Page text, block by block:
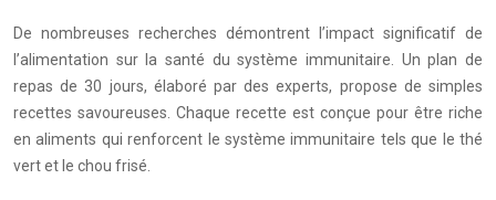
De nombreuses recherches démontrent l’impact significatif de
l’alimentation sur la santé du système immunitaire. Un plan de
repas de 30 jours, élaboré par des experts, propose de simples
recettes savoureuses. Chaque recette est conçue pour être riche
en aliments qui renforcent le système immunitaire tels que le thé
vert et le chou frisé.